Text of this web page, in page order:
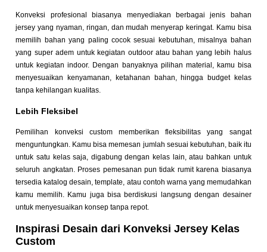
Konveksi profesional biasanya menyediakan berbagai jenis bahan
jersey yang nyaman, ringan, dan mudah menyerap keringat. Kamu bisa
memilih bahan yang paling cocok sesuai kebutuhan, misalnya bahan
yang super adem untuk kegiatan outdoor atau bahan yang lebih halus
untuk kegiatan indoor. Dengan banyaknya pilihan material, kamu bisa
menyesuaikan kenyamanan, ketahanan bahan, hingga budget kelas
tanpa kehilangan kualitas.
Lebih Fleksibel
Pemilihan konveksi custom memberikan fleksibilitas yang sangat
menguntungkan. Kamu bisa memesan jumlah sesuai kebutuhan, baik itu
untuk satu kelas saja, digabung dengan kelas lain, atau bahkan untuk
seluruh angkatan. Proses pemesanan pun tidak rumit karena biasanya
tersedia katalog desain, template, atau contoh warna yang memudahkan
kamu memilih. Kamu juga bisa berdiskusi langsung dengan desainer
untuk menyesuaikan konsep tanpa repot.
Inspirasi Desain dari Konveksi Jersey Kelas
Custom